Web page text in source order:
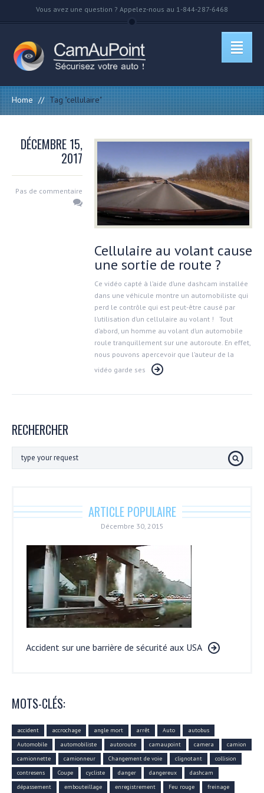
Vous avez une question ? Appelez-nous au 1-844-287-6468
Home // Tag "cellulaire"
DÉCEMBRE 15,
2017
Pas de commentaire
Cellulaire au volant cause
une sortie de route ?
Ce vidéo capté à l’aide d’une dashcam installée
dans une véhicule montre un automobiliste qui
perd le contrôle qui est peut-être causé par
l’utilisation d’un cellulaire au volant ! Tout
d’abord, un homme au volant d’un automobile
roule tranquillement sur une autoroute. En effet,
nous pouvons apercevoir que l’auteur de la
vidéo garde ses
RECHERCHER
ARTICLE POPULAIRE
Décembre 30, 2015
Accident sur une barrière de sécurité aux USA
MOTS-CLÉS:
accident accrochage angle mort arrêt Auto
autobus
Automobile
automobiliste autoroute camaupoint camera
camion
camionnette
camionneur Changement de voie clignotant
collision
contresens
Coupe cycliste danger dangereux
dashcam
dépassement
embouteillage enregistrement Feu rouge freinage